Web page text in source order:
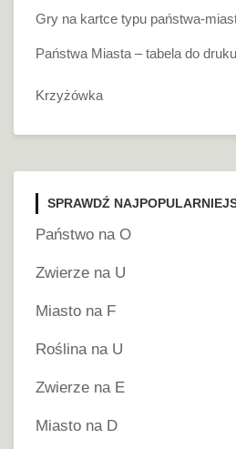
Gry na kartce typu państwa-
Państwa Miasta – tabela do druku
Krzyżówka
SPRAWDŹ
Państwo na O
Zwierze na U
Miasto na F
Roślina na U
Zwierze na E
Miasto na D